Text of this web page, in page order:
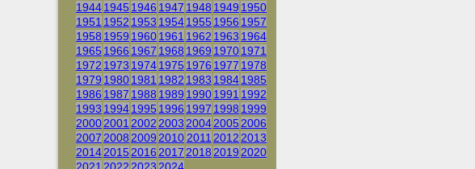
19441945 1946 1947 1948 1949 1950
1951 1952 1953 19541955 1956 1957
1958 1959 19601961 1962 1963 1964
1965 1966 1967 1968 1969 19701971
1972 1973 19741975 1976 1977 1978
1979 19801981 1982 1983 19841985
1986 1987 1988 1989 19901991 1992
1993 19941995 1996 1997 1998 1999
20002001 2002 2003 20042005 2006
2007 2008 2009 2010 2011 2012 2013
20142015 2016 2017 2018 2019 2020